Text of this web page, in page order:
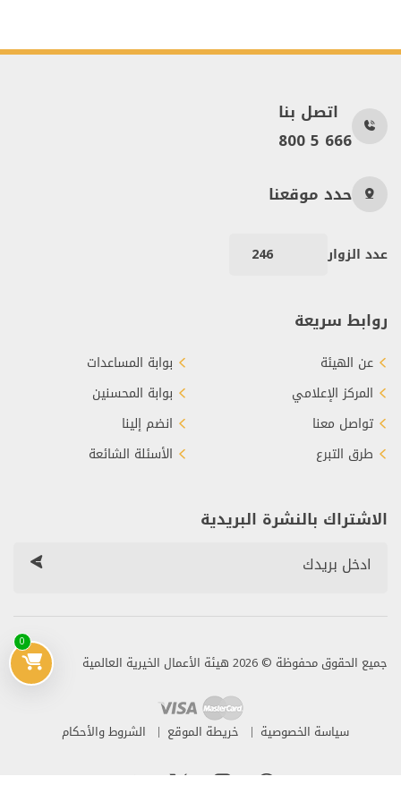
0
اتصل بنا
800 5 666
حدد موقعنا
عدد الزوار 246
روابط سريعة
عن الهيئة
المركز الإعلامي
تواصل معنا
طرق التبرع
بوابة المساعدات
بوابة المحسنين
انضم إلينا
الأسئلة الشائعة
الاشتراك بالنشرة البريدية
جميع الحقوق محفوظة © 2026 هيئة الأعمال الخيرية العالمية
سياسة الخصوصية خريطة الموقع الشروط والأحكام